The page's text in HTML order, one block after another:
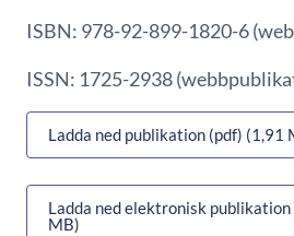
ISBN: 978-92-899-1820-6
ISSN: 1725-2938
Ladda ned publikation (pdf) (1,91
Ladda ned elektronisk
MB)